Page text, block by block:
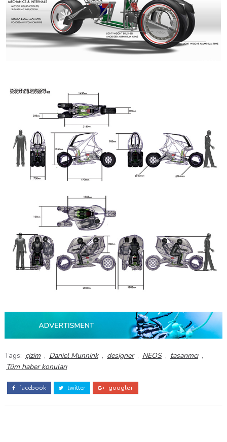
Tags: çizim , Daniel Munnink , designer , NEOS , tasarımcı ,
Tüm haber konuları
facebook twitter google+